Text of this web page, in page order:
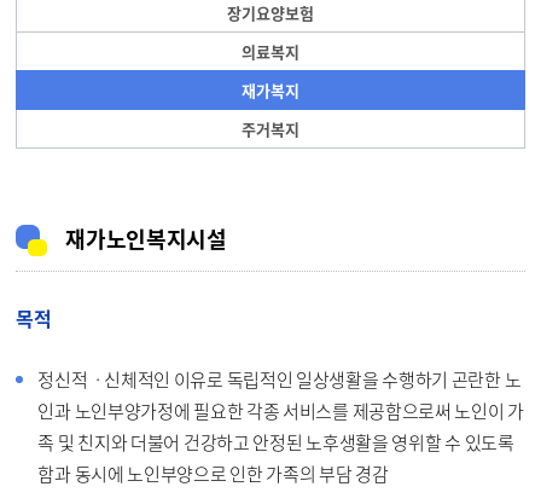
장기요양보험
의료복지
재가복지
주거복지
재가노인복지시설
목적
정신적ㆍ신체적인 이유로 독립적인 일상생활을 수행하기 곤란한 노
인과 노인부양가정에 필요한 각종 서비스를 제공함으로써 노인이 가
족 및 친지와 더불어 건강하고 안정된 노후생활을 영위할 수 있도록
함과 동시에 노인부양으로 인한 가족의 부담 경감